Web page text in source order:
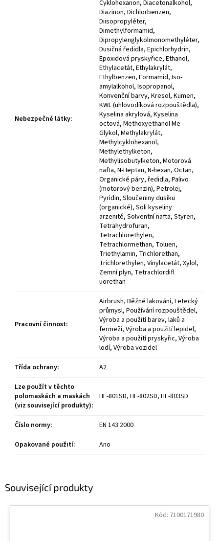
Související produkty
Kód: 7100171980
Nebezpečné látky:
Cyklohexanon, Diacetonalkohol,
Diazinon, Dichlorbenzen,
Diisopropyléter,
Dimethylformamid,
Dipropylenglykolmonomethyléter,
Dusičná ředidla, Epichlorhydrin,
Epoxidová pryskyřice, Ethanol,
Ethylacetát, Ethylakrylát,
Ethylbenzen, Formamid, Iso-
amylalkohol, Isopropanol,
Konvenční barvy, Kresol, Kumen,
KWL (uhlovodíková rozpouštědla),
Kyselina akrylová, Kyselina
octová, Methoxyethanol Me-
Glykol, Methylakrylát,
Methylcyklohexanol,
Methylethylketon,
Methylisobutylketon, Motorová
nafta, N-Heptan, N-hexan, Octan,
Organické páry, ředidla, Palivo
(motorový benzin), Petrolej,
Pyridin, Sloučeniny dusíku
(organické), Soli kyseliny
arzenité, Solventní nafta, Styren,
Tetrahydrofuran,
Tetrachlorethylen,
Tetrachlormethan, Toluen,
Triethylamin, Trichlorethan,
Trichlorethylen, Vinylacetát, Xylol,
Zemní plyn, Tetrachlordifl
uorethan
Pracovní činnost:
Airbrush, Běžné lakování, Letecký
průmysl, Používání rozpouštědel,
Výroba a použití barev, laků a
fermeží, Výroba a použití lepidel,
Výroba a použití pryskyřic, Výroba
lodí, Výroba vozidel
Třída ochrany:
A2
Lze použít v těchto
polomaskách a maskách
(viz související produkty):
HF-801SD, HF-802SD, HF-803SD
Číslo normy:
EN 143:2000
Opakované použití: Ano